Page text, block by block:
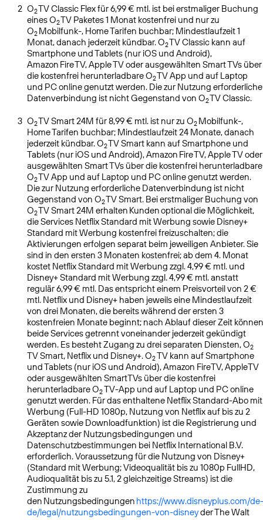
2 O2TV Classic Flex für 6,99 € mtl. ist bei erstmaliger Buchung
eines O2TV Paketes 1 Monat kostenfrei und nur zu
O2 Mobilfunk-, Home Tarifen buchbar; Mindestlaufzeit 1
Monat, danach jederzeit kündbar. O2TV Classic kann auf
Smartphone und Tablets (nur iOS und Android),
Amazon Fire TV, Apple TV oder ausgewählten Smart TVs über
die kostenfrei herunterladbare O2TV App und auf Laptop
und PC online genutzt werden. Die zur Nutzung erforderliche
Datenverbindung ist nicht Gegenstand von O2TV Classic.
3 O2TV Smart 24M für 8,99 € mtl. ist nur zu O2 Mobilfunk-,
Home Tarifen buchbar; Mindestlaufzeit 24 Monate, danach
jederzeit kündbar. O2TV Smart kann auf Smartphone und
Tablets (nur iOS und Android), Amazon Fire TV, Apple TV oder
ausgewählten Smart TVs über die kostenfrei herunterladbare
O2TV App und auf Laptop und PC online genutzt werden.
Die zur Nutzung erforderliche Datenverbindung ist nicht
Gegenstand von O2TV Smart. Bei erstmaliger Buchung von
O2TV Smart 24M erhalten Kunden optional die Möglichkeit,
die Services Netflix Standard mit Werbung sowie Disney+
Standard mit Werbung kostenfrei freizuschalten; die
Aktivierungen erfolgen separat beim jeweiligen Anbieter. Sie
sind in den ersten 3 Monaten kostenfrei; ab dem 4. Monat
kostet Netflix Standard mit Werbung zzgl. 4,99 € mtl. und
Disney+ Standard mit Werbung zzgl. 4,99 € mtl. anstatt
regulär 6,99 € mtl. Das entspricht einem Preisvorteil von 2 €
mtl. Netflix und Disney+ haben jeweils eine Mindestlaufzeit
von drei Monaten, die bereits während der ersten 3
kostenfreien Monate beginnt; nach Ablauf dieser Zeit können
beide Services getrennt voneinander jederzeit gekündigt
werden. Es besteht Zugang zu drei separaten Diensten, O2
TV Smart, Netflix und Disney+. O2TV kann auf Smartphone
und Tablets (nur iOS und Android), Amazon FireTV, AppleTV
oder ausgewählten SmartTVs über die kostenfrei
herunterladbare O2TV-App und auf Laptop und PC online
genutzt werden. Für das enthaltene Netflix Standard-Abo mit
Werbung (Full-HD 1080p, Nutzung von Netflix auf bis zu 2
Geräten sowie Downloadfunktion) ist die Registrierung und
Akzeptanz der Nutzungsbedingungen und
Datenschutzbestimmungen bei Netflix International B.V.
erforderlich. Voraussetzung für die Nutzung von Disney+
(Standard mit Werbung; Videoqualität bis zu 1080p FullHD,
Audioqualität bis zu 5.1, 2 gleichzeitige Streams) ist die
Zustimmung zu
den Nutzungsbedingungen https://www.disneyplus.com/de-
de/legal/nutzungsbedingungen-von-disneyder The Walt